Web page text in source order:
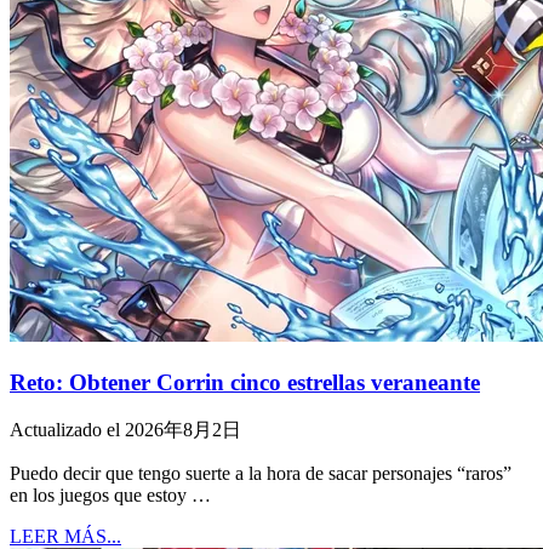
Reto: Obtener Corrin cinco estrellas veraneante
Actualizado el 2026年8月2日
Puedo decir que tengo suerte a la hora de sacar personajes “raros”
en los juegos que estoy …
LEER MÁS...